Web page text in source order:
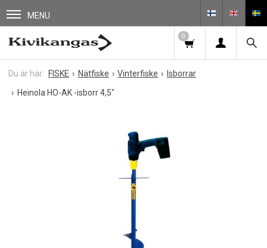
MENU
0
FISKE Nätfiske Vinterfiske
Isborrar
Heinola HO-AK -isborr 4,5"